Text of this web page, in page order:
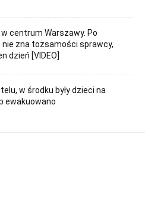
centrum Warszawy. Po
zna tożsamości sprawcy,
dzień [VIDEO]
w środku były dzieci na
ewakuowano